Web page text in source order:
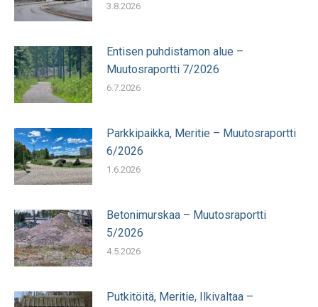
3.8.2026
Entisen puhdistamon alue –
Muutosraportti 7/2026
6.7.2026
Parkkipaikka, Meritie – Muutosraportti
6/2026
1.6.2026
Betonimurskaa – Muutosraportti
5/2026
4.5.2026
Putkitöitä, Meritie, Ilkivaltaa –